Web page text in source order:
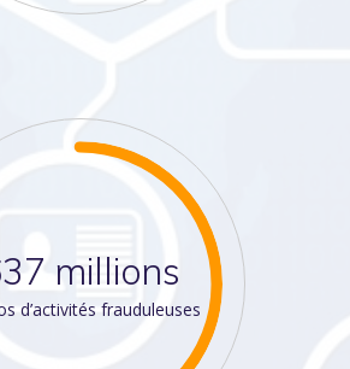
millions
d’activités frauduleuses